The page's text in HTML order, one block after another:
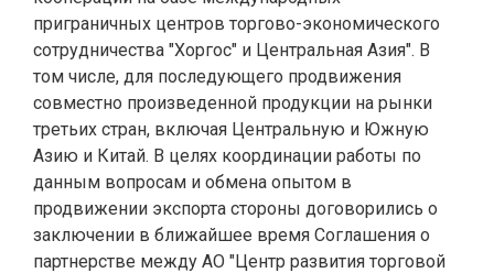
приграничных центров торгово-экономического
сотрудничества "Хоргос" и Центральная Азия". В
том числе, для последующего продвижения
совместно произведенной продукции на рынки
третьих стран, включая Центральную и Южную
Азию и Китай. В целях координации работы по
данным вопросам и обмена опытом в
продвижении экспорта стороны договорились о
заключении в ближайшее время Соглашения о
партнерстве между АО "Центр развития торговой